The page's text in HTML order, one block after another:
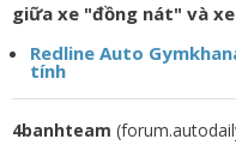
giữa xe "đồng nát" và
Redline Auto
tính
4banhteam